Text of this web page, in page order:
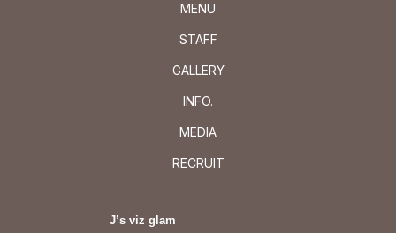
MENU
STAFF
GALLERY
INFO.
MEDIA
RECRUIT
J’s viz glam